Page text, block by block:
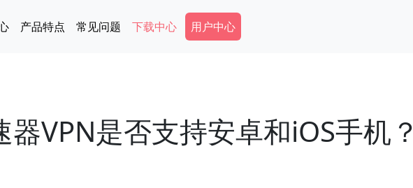
产品特点 常见问题 下载中心 Secondary Menu
用户中心
VPN是否支持安卓和iOS手机？